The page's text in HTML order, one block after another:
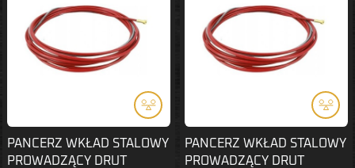
PANCERZ WKŁAD STALOWY
PROWADZĄCY DRUT
PANCERZ WKŁAD STALOWY
PROWADZĄCY DRUT